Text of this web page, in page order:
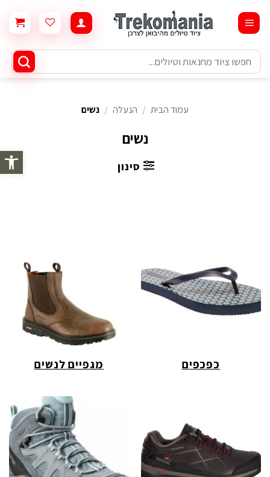
פתח
content
חיפוש
עבור:
נשים
עמוד הבית / הנעלה / נשים
סינון
כפכפים מגפיים לנשים